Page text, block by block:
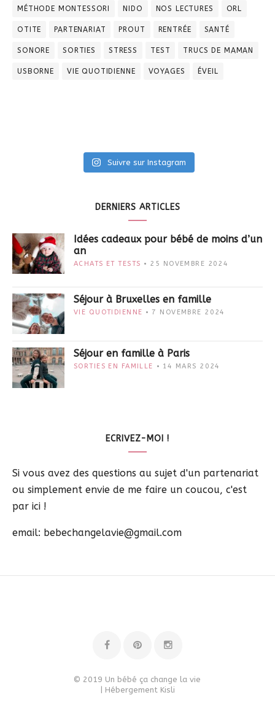
MÉTHODE MONTESSORI NIDO NOS LECTURES ORL
OTITE PARTENARIAT PROUT RENTRÉE SANTÉ
SONORE SORTIES STRESS TEST TRUCS DE MAMAN
USBORNE VIE QUOTIDIENNE VOYAGES ÉVEIL
Suivre sur Instagram
DERNIERS ARTICLES
Idées cadeaux pour bébé de moins d’un
an
ACHATS ET TESTS 25 NOVEMBRE 2024
Séjour à Bruxelles en famille
VIE QUOTIDIENNE 7 NOVEMBRE 2024
Séjour en famille à Paris
SORTIES EN FAMILLE 14 MARS 2024
ECRIVEZ-MOI !
Si vous avez des questions au sujet d'un partenariat
ou simplement envie de me faire un coucou, c'est
par ici !
email: bebechangelavie@gmail.com
© 2019 Un bébé ça change la vie
| Hébergement Kisli